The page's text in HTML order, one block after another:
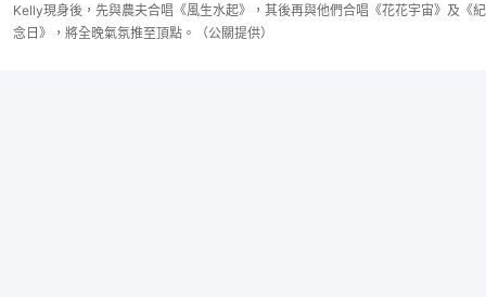
Kelly現身後，先與農夫合唱《風生水起》，其後再與他們合唱《花花宇宙》及《紀
念日》，將全晚氣氛推至頂點。（公關提供）